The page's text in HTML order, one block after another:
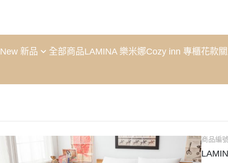
New 新品 全部商品LAMINA 樂米娜Cozy inn 專櫃花款
商品編